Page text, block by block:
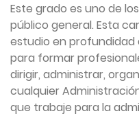
Este grado es uno de
público general. Esta
estudio en profundidad
para formar
dirigir, administrar,
cualquier
que trabaje para la